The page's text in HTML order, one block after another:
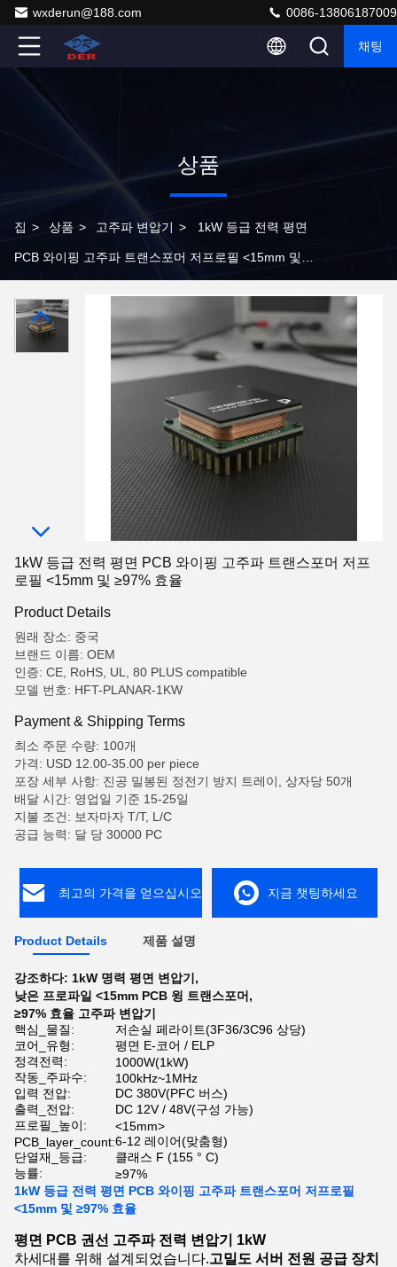
wxderun@188.com 0086-13806187009
채팅
상품
집 > 상품 > 고주파 변압기 > 1kW 등급 전력 평면
PCB 와이핑 고주파 트랜스포머 저프로필 <15mm 및
1kW 등급 전력 평면 PCB 와이핑 고주파 트랜스포머 저프
로필 <15mm 및 ≥97% 효율
Product Details
원래 장소: 중국
브랜드 이름: OEM
인증: CE, RoHS, UL, 80 PLUS compatible
모델 번호: HFT-PLANAR-1KW
Payment & Shipping Terms
최소 주문 수량: 100개
가격: USD 12.00-35.00 per piece
포장 세부 사항: 진공 밀봉된 정전기 방지 트레이, 상자당 50개
배달 시간: 영업일 기준 15-25일
지불 조건: 보자마자 T/T, L/C
공급 능력: 달 당 30000 PC
최고의 가격을 얻으십시오 지금 챗팅하세요
Product Details 제품 설명
강조하다: 1kW 명력 평면 변압기 ,
낮은 프로파일 <15mm PCB 윙 트랜스포머 ,
≥97% 효율 고주파 변압기
핵심_물질:
저손실 페라이트(3F36/3C96 상당)
코어_유형:
평면 E-코어 / ELP
정격전력:
1000W(1kW)
작동_주파수:
100kHz~1MHz
입력 전압:
DC 380V(PFC 버스)
출력_전압:
DC 12V / 48V(구성 가능)
프로필_높이:
<15mm>
PCB_layer_count:6-12 레이어(맞춤형)
단열재_등급:
클래스 F (155 ° C)
능률:
≥97%
1kW 등급 전력 평면 PCB 와이핑 고주파 트랜스포머 저프로필
<15mm 및 ≥97% 효율
평면 PCB 권선 고주파 전력 변압기 1kW
차세대를 위해 설계되었습니다.고밀도 서버 전원 공급 장치